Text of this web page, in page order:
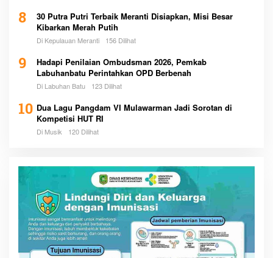
8
30 Putra Putri Terbaik Meranti Disiapkan, Misi Besar
Kibarkan Merah Putih
Di Kepulauan Meranti 156 Dilihat
9
Hadapi Penilaian Ombudsman 2026, Pemkab
Labuhanbatu Perintahkan OPD Berbenah
Di Labuhan Batu 123 Dilihat
10 Dua Lagu Pangdam VI Mulawarman Jadi Sorotan di
Kompetisi HUT RI
Di Musik 120 Dilihat